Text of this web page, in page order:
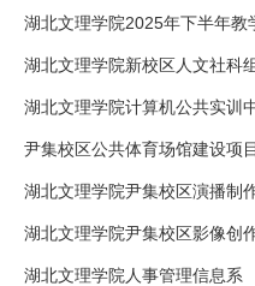
湖北文理学院2025年下半年教
湖北文理学院新校区人文社科
湖北文理学院计算机公共实训
尹集校区公共体育场馆建设项
湖北文理学院尹集校区演播制
湖北文理学院尹集校区影像创
湖北文理学院人事管理信息系